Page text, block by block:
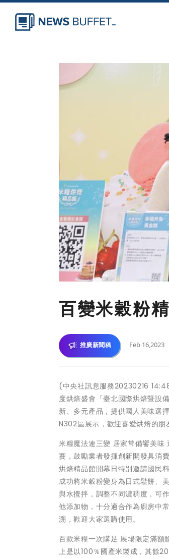
百變米穀粉
推廣新聞稿 Feb 16,2023
(中央社訊息服務20230216
度烘焙盛會「臺北國際烘焙暨設
新、多元產品，提供國人美味選
N302區展示，歡迎喜愛烘焙的朋
米糧魔法連三變 居家常備饗美味
賽，鼓勵業者發揮創新開發具消
烘焙精品館開幕日特別邀請國民
成功將米穀粉變身為日式鬆餅、
與水攪拌，調整不同濃稠度，可
他添加物，十分適合作為廚房中
溯，歡迎大家選購使用。
百款米糧一次購足 展場限定滿額
上是以100％國產米製成，其餘